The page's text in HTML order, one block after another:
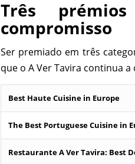
Três
compromisso
Ser premiado em três
que o A Ver Tavira continua
Best Haute Cuisine in Europe
The Best Portuguese Cuisine in
Restaurante A Ver Tavira: Best